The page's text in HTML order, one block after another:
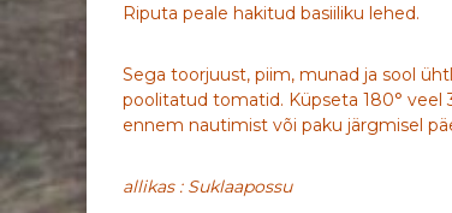
Riputa peale hakitud basiiliku lehed.
Sega toorjuust, piim, munad ja sool
poolitatud tomatid. Küpseta 180° veel
ennem nautimist või paku järgmisel
allikas : Suklaapossu